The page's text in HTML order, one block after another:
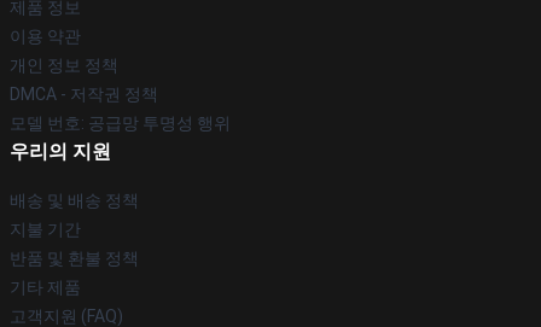
제품 정보
이용 약관
개인 정보 정책
DMCA - 저작권 정책
모델 번호: 공급망 투명성 행위
우리의 지원
배송 및 배송 정책
지불 기간
반품 및 환불 정책
기타 제품
고객지원 (FAQ)